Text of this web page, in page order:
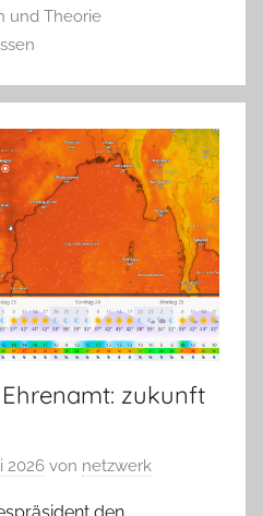
und Theorie
zukunft
2026 von netzwerk